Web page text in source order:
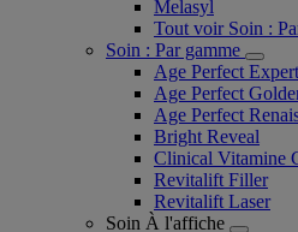
Melasyl
Tout voir Soin :
Soin : Par gamme
Age Perfect
Age Perfect
Age Perfect
Bright Reveal
Clinical Vitamine
Revitalift Filler
Revitalift Laser
Soin À l'affiche